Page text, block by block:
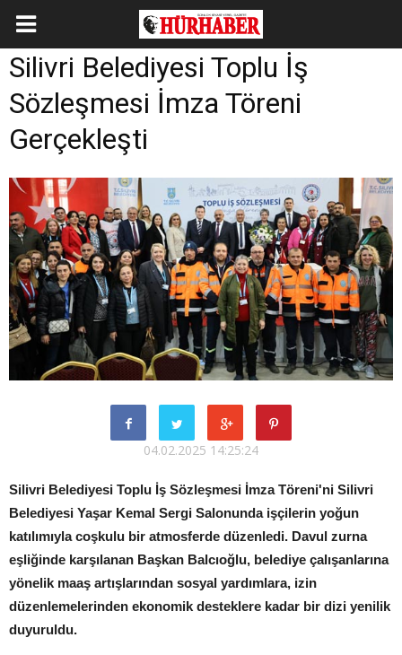
Silivri Belediyesi Toplu İş
Sözleşmesi İmza Töreni
Gerçekleşti
04.02.2025 14:25:24
Silivri Belediyesi Toplu İş Sözleşmesi İmza Töreni'ni Silivri
Belediyesi Yaşar Kemal Sergi Salonunda işçilerin yoğun
katılımıyla coşkulu bir atmosferde düzenledi. Davul zurna
eşliğinde karşılanan Başkan Balcıoğlu, belediye çalışanlarına
yönelik maaş artışlarından sosyal yardımlara, izin
düzenlemelerinden ekonomik desteklere kadar bir dizi yenilik
duyuruldu.